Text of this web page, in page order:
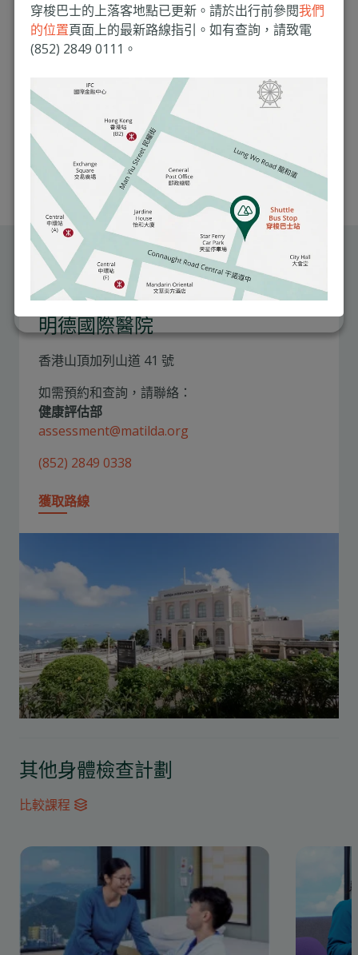
糞便常規分析
結腸: CEA
前列腺: PSA 、游離前列腺特異抗體 (適用於45歲
或以上男士)
過敏測試
低劑量胸膛電腦掃描
睡眠測試
結腸鏡
男士至尊計劃地點
明德國際醫院
香港山頂加列山道 41 號
如需預約和查詢，請聯絡：
健康評估部
assessment@matilda.org
(852) 2849 0338
獲取路線
其他身體檢查計劃
比較課程
穿梭巴士的上落客地點已更新。請於出行前參閱我們
的位置頁面上的最新路線指引。如有查詢，請致電
(852) 2849 0111。